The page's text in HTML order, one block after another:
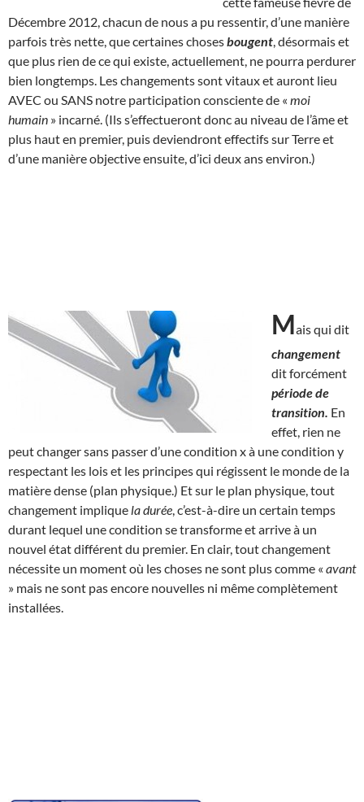
Décembre 2012, chacun de nous a pu ressentir, d’une manière
parfois très nette, que certaines chosesbougent , désormais et
que plus rien de ce qui existe, actuellement, ne pourra perdurer
bien longtemps. Les changements sont vitaux et auront lieu
AVEC ou SANS notre participation consciente de « moi
humain » incarné. (Ils s’effectueront donc au niveau de l’âme et
plus haut en premier, puis deviendront effectifs sur Terre et
d’une manière objective ensuite, d’ici deux ans environ.)
Mais qui dit
changement
dit forcément
période de
transition. En
effet, rien ne
peut changer sans passer d’une condition x à une condition y
respectant les lois et les principes qui régissent le monde de la
matière dense (plan physique.) Et sur le plan physique, tout
changement implique la durée , c’est-à-dire un certain temps
durant lequel une condition se transforme et arrive à un
nouvel état différent du premier. En clair, tout changement
nécessite un moment où les choses ne sont plus comme « avant
» mais ne sont pas encore nouvelles ni même complètement
installées.